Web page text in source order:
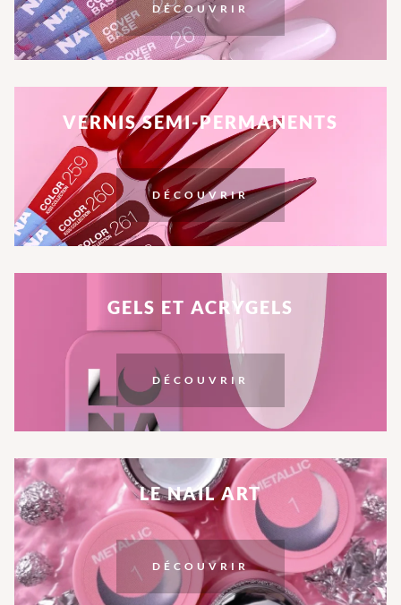
DÉCOUVRIR
VERNIS SEMI-PERMANENTS
DÉCOUVRIR
GELS ET ACRYGELS
DÉCOUVRIR
LE NAIL ART
DÉCOUVRIR